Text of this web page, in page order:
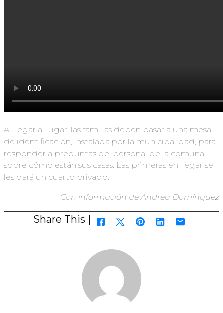
Al llegar al lugar, las familias deben pasar a una mesa
de identificación, instalada por la municipalidad, para
responder a preguntas del personal de la comuna
sobre cómo están sus casas. Las primeras en llegar se
les dará un cuarto privado.
Con información de Andrea Domínguez
Share This |